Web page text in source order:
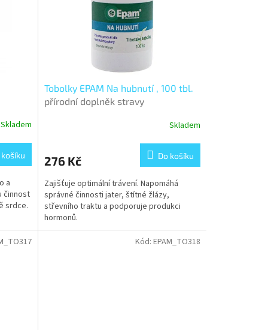
Skladem
košíku
a
činnost
srdce.
Tobolky EPAM Na hubnutí , 100 tbl.
přírodní doplněk stravy
Skladem
276 Kč Do košíku
Zajišťuje optimální trávení. Napomáhá
správné činnosti jater, štítné žlázy,
střevního traktu a podporuje produkci
hormonů.
Kód: EPAM_TO318